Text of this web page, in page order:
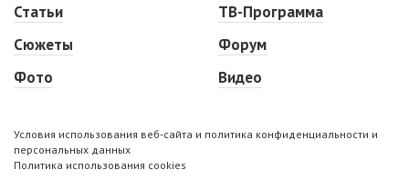
Статьи
Сюжеты
Фото
ТВ-Программа
Форум
Видео
Условия использования веб-сайта и политика конфиденциальности и
персональных данных
Политика использования cookies